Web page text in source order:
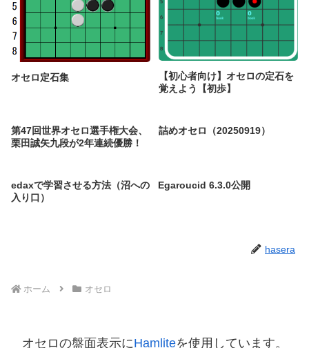
オセロ定石集
【初心者向け】オセロの定石を
覚えよう【初歩】
第47回世界オセロ選手権大会、
栗田誠矢九段が2年連続優勝！
詰めオセロ（20250919）
edaxで学習させる方法（沼への
入り口）
Egaroucid 6.3.0公開
hasera
ホーム オセロ
オセロの盤面表示にHamliteを使用しています。